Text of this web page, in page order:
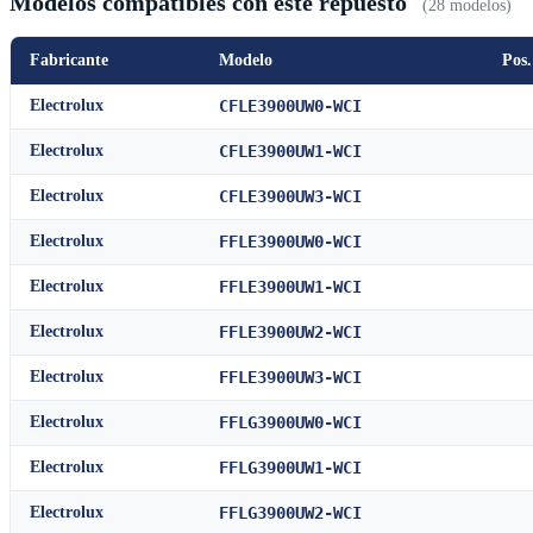
(28 modelos)
Fabricante Modelo Pos.
Electrolux CFLE3900UW0-WCI
Electrolux CFLE3900UW1-WCI
Electrolux CFLE3900UW3-WCI
Electrolux FFLE3900UW0-WCI
Electrolux FFLE3900UW1-WCI
Electrolux FFLE3900UW2-WCI
Electrolux FFLE3900UW3-WCI
Electrolux FFLG3900UW0-WCI
Electrolux FFLG3900UW1-WCI
Electrolux FFLG3900UW2-WCI